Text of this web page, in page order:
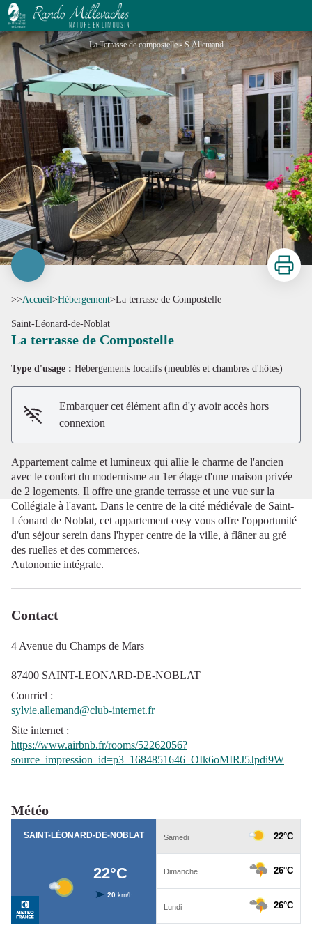
La terrasse de Compostelle
La Terrasse de compostelle - S.Allemand
Voir l'image en plein écran
Imprimer
>>Accueil>Hébergement>La terrasse de Compostelle
Saint-Léonard-de-Noblat
La terrasse de Compostelle
Type d'usage : Hébergements locatifs (meublés et chambres d'hôtes)
Embarquer cet élément afin d'y avoir accès hors
connexion
Appartement calme et lumineux qui allie le charme de l'ancien
avec le confort du modernisme au 1er étage d'une maison privée
de 2 logements. Il offre une grande terrasse et une vue sur la
Collégiale à l'avant. Dans le centre de la cité médiévale de Saint-
Léonard de Noblat, cet appartement cosy vous offre l'opportunité
d'un séjour serein dans l'hyper centre de la ville, à flâner au gré
des ruelles et des commerces.
Autonomie intégrale.
Contact
4 Avenue du Champs de Mars
87400 SAINT-LEONARD-DE-NOBLAT
Courriel :
sylvie.allemand@club-internet.fr
Site internet :
https://www.airbnb.fr/rooms/52262056?
source_impression_id=p3_1684851646_OIk6oMIRJ5Jpdi9W
Météo